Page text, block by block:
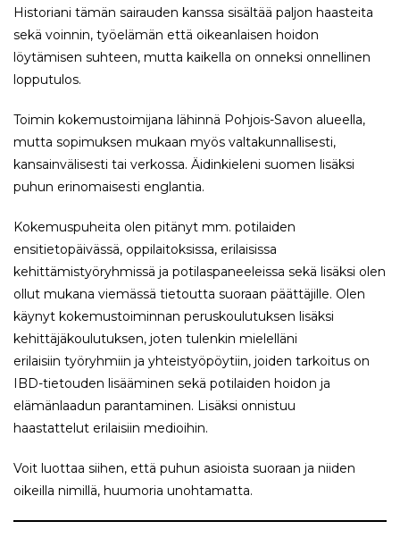
Historiani tämän sairauden kanssa sisältää paljon haasteita
sekä voinnin, työelämän että oikeanlaisen hoidon
löytämisen suhteen, mutta kaikella on onneksi onnellinen
lopputulos.
Toimin kokemustoimijana lähinnä Pohjois-Savon alueella,
mutta sopimuksen mukaan myös valtakunnallisesti,
kansainvälisesti tai verkossa. Äidinkieleni suomen lisäksi
puhun erinomaisesti englantia.
Kokemuspuheita olen pitänyt mm. potilaiden
ensitietopäivässä, oppilaitoksissa, erilaisissa
kehittämistyöryhmissä ja potilaspaneeleissa sekä lisäksi olen
ollut mukana viemässä tietoutta suoraan päättäjille. Olen
käynyt kokemustoiminnan peruskoulutuksen lisäksi
kehittäjäkoulutuksen, joten tulenkin mielelläni
erilaisiin työryhmiin ja yhteistyöpöytiin, joiden tarkoitus on
IBD-tietouden lisääminen sekä potilaiden hoidon ja
elämänlaadun parantaminen. Lisäksi onnistuu
haastattelut erilaisiin medioihin.
Voit luottaa siihen, että puhun asioista suoraan ja niiden
oikeilla nimillä, huumoria unohtamatta.